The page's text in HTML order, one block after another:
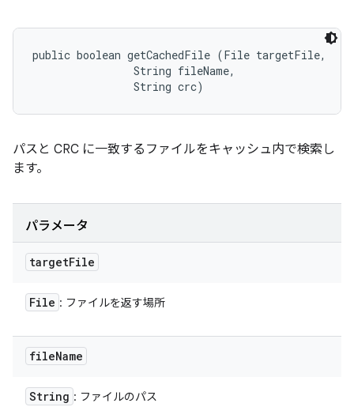
public boolean getCachedFile (File targetFile,
                String fileName,
                String crc)
パスと CRC に一致するファイルをキャッシュ内で検索し
ます。
パラメータ
targetFile
File : ファイルを返す場所
fileName
String : ファイルのパス